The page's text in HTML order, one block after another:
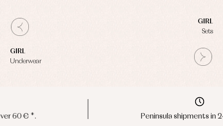
GIRL
Sets
GIRL
Underwear
Peninsula shipments in 24/48 hours